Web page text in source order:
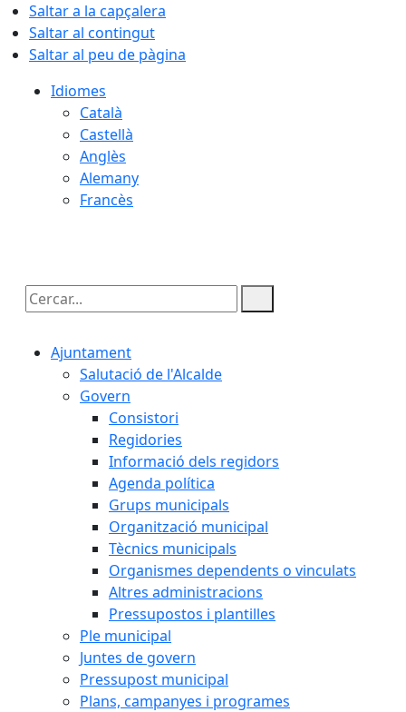
Saltar a la capçalera
Saltar al contingut
Saltar al peu de pàgina
Idiomes
Català
Castellà
Anglès
Alemany
Francès
Cercar:
Ajuntament
Salutació de l'Alcalde
Govern
Consistori
Regidories
Informació dels regidors
Agenda política
Grups municipals
Organització municipal
Tècnics municipals
Organismes dependents o vinculats
Altres administracions
Pressupostos i plantilles
Ple municipal
Juntes de govern
Pressupost municipal
Plans, campanyes i programes